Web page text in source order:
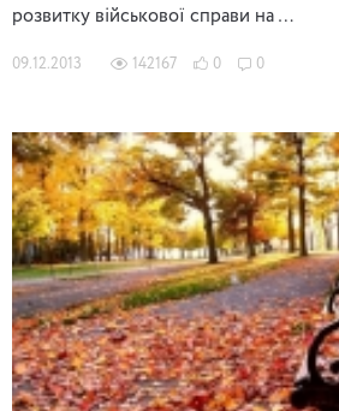
розвитку військової справи на …
09.12.2013 142167 0 0